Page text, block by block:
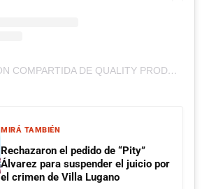
UNA PUBLICACIÓN COMPARTIDA DE QUALITY PRODUCCCIONES (@QUALITY_PRODUCCIONES)
MIRÁ TAMBIÉN
Rechazaron el pedido de “Pity”
Álvarez para suspender el juicio por
el crimen de Villa Lugano